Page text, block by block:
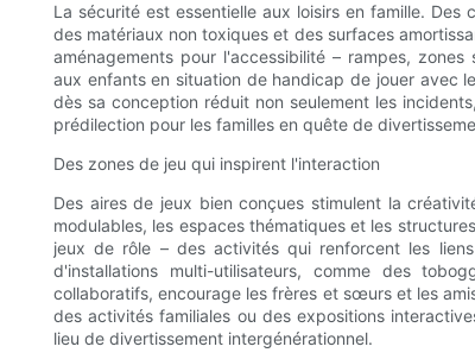
La sécurité est essentielle aux loisirs en famille.
des matériaux non toxiques et des surfaces
aménagements pour l'accessibilité – rampes,
aux enfants en situation de handicap de jouer avec
dès sa conception réduit non seulement les
prédilection pour les familles en quête de
Des zones de jeu qui inspirent l'interaction
Des aires de jeux bien conçues stimulent la
modulables, les espaces thématiques et les
jeux de rôle – des activités qui renforcent les
d'installations multi-utilisateurs, comme des
collaboratifs, encourage les frères et sœurs et les
des activités familiales ou des expositions
lieu de divertissement intergénérationnel.